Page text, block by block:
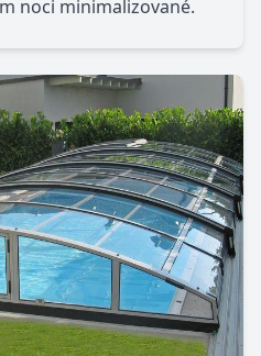
noci minimalizované.